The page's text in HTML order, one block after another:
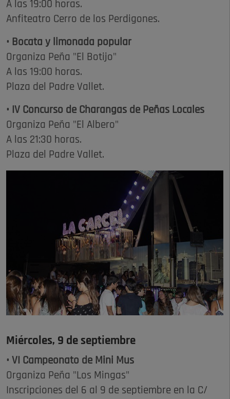
A las 19:00 horas.
Anfiteatro Cerro de los Perdigones.
• Bocata y limonada popular
Organiza Peña "El Botijo"
A las 19:00 horas.
Plaza del Padre Vallet.
• IV Concurso de Charangas de Peñas Locales
Organiza Peña "El Albero"
A las 21:30 horas.
Plaza del Padre Vallet.
Miércoles, 9 de septiembre
• VI Campeonato de Mini Mus
Organiza Peña "Los Mingas"
Inscripciones del 6 al 9 de septiembre en la C/